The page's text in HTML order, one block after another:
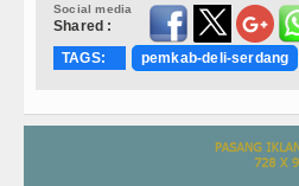
Social media
Shared :
TAGS:
pemkab-deli-serdang